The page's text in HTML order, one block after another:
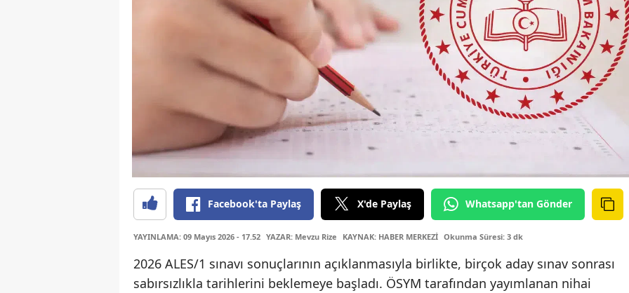
Facebook'ta Paylaş X'de Paylaş Whatsapp'tan Gönder
YAYINLAMA: 09 Mayıs 2026 - 17.52 YAZAR: Mevzu Rize KAYNAK: HABER MERKEZİ Okunma Süresi: 3 dk
2026 ALES/1 sınavı sonuçlarının açıklanmasıyla birlikte, birçok aday sınav sonrası
sabırsızlıkla tarihlerini beklemeye başladı. ÖSYM tarafından yayımlanan nihai